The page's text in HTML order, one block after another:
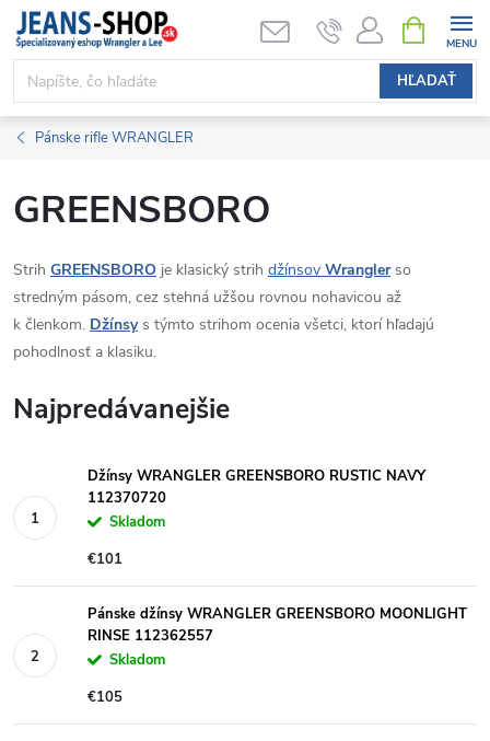
Prejsť
obsah
HĽADAŤ
KOŠÍK
Pánske rifle WRANGLER
GREENSBORO
Strih GREENSBORO je klasický strih džínsov Wranglerso
stredným pásom, cez stehná užšou rovnou nohavicou až
k členkom. Džínsys týmto strihom ocenia všetci, ktorí hľadajú
pohodlnosť a klasiku.
Najpredávanejšie
Džínsy WRANGLER GREENSBORO RUSTIC NAVY
112370720
Skladom
€101
Pánske džínsy WRANGLER GREENSBORO MOONLIGHT
RINSE 112362557
Skladom
€105